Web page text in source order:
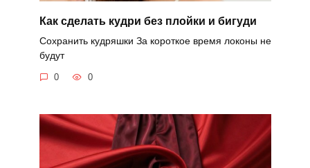
Как сделать кудри без плойки и бигуди
Сохранить кудряшки За короткое время локоны не
будут
0 0